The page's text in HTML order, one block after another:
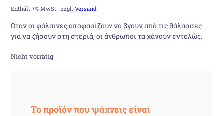
Preis
war:
ist:
Enthält 7% MwSt. zzgl.Versand
Όταν οι φάλαινες αποφασίζουν να βγουν από τις θάλασσες
για να ζήσουν στη στεριά, οι άνθρωποι τα χάνουν εντελώς.
Nicht vorrätig
Το προϊόν που ψάχνεις είναι